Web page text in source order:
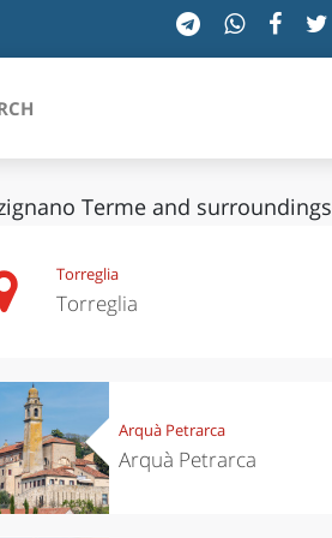
TOSCANA
VALLE D'AOSTA
VENETO
Terme and surroundings
Torreglia
Torreglia
Arquà Petrarca
Arquà Petrarca